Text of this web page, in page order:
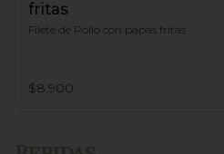
fritas
Filete de Pollo con papas fritas
$8.900